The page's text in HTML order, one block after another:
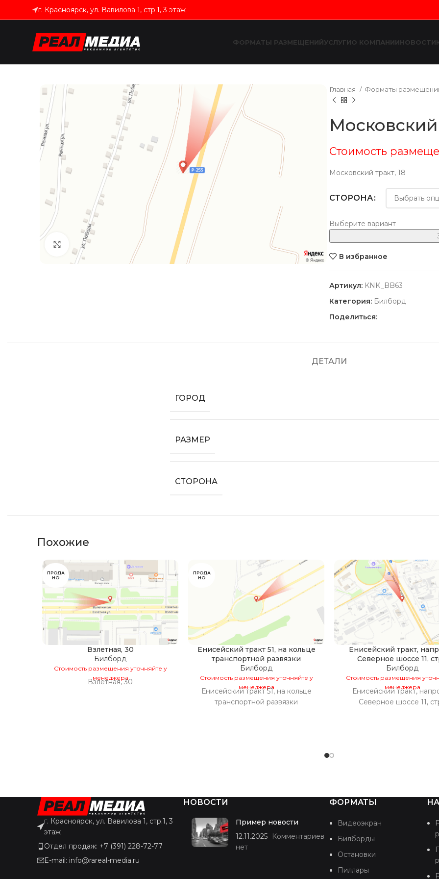
г. Красноярск, ул. Вавилова 1, стр.1, 3 этаж
ФОРМАТЫ РАЗМЕЩЕНИЙ
Красной Армии 109, в
Стоимость размещения
Матросова, 11
Стоимость размещения
УСЛУГИО КОМПАНИИНОВОСТИ
Увеличить
Главная Форматы
Московский
Стоимость
Московский тракт, 18
СТОРОНА
Выберите вариант
В избранное
Артикул: KNK_BB63
Категория: Билборд
Поделиться:
ДЕТАЛИ
ГОРОД
РАЗМЕР
СТОРОНА
Похожие
ПРОДА
НО
Взлетная, 30
Билборд
Стоимость размещения уточняйте у
менеджера
Взлетная, 30
ПРОДА
НО
Енисейский тракт 51, на кольце
транспортной развязки
Билборд
Стоимость размещения уточняйте у
менеджера
Енисейский тракт 51, на кольце
транспортной развязки
Енисейский тракт,
Северное шоссе 11,
Билборд
Стоимость размещения
менеджера
Енисейский тракт,
Северное шоссе 11,
г. Красноярск, ул. Вавилова 1, стр.1, 3
этаж
Отдел продаж: +7 (391) 228-72-77
E-mail: info@rareal-media.ru
НОВОСТИ
Пример новости
12.11.2025
Комментариев
нет
ФОРМАТЫ
Видеоэкран
Билборды
Остановки
Пиллары